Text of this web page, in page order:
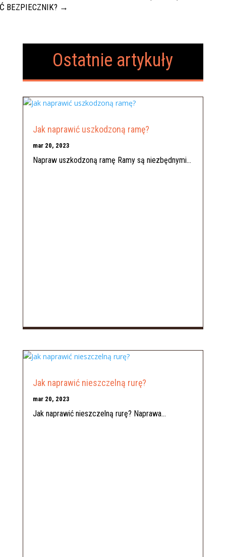
BEZPIECZNIK? →
Ostatnie artykuły
Jak naprawić uszkodzoną ramę?
mar 20, 2023
Napraw uszkodzoną ramę Ramy są niezbędnymi...
Jak naprawić nieszczelną rurę?
mar 20, 2023
Jak naprawić nieszczelną rurę? Naprawa...